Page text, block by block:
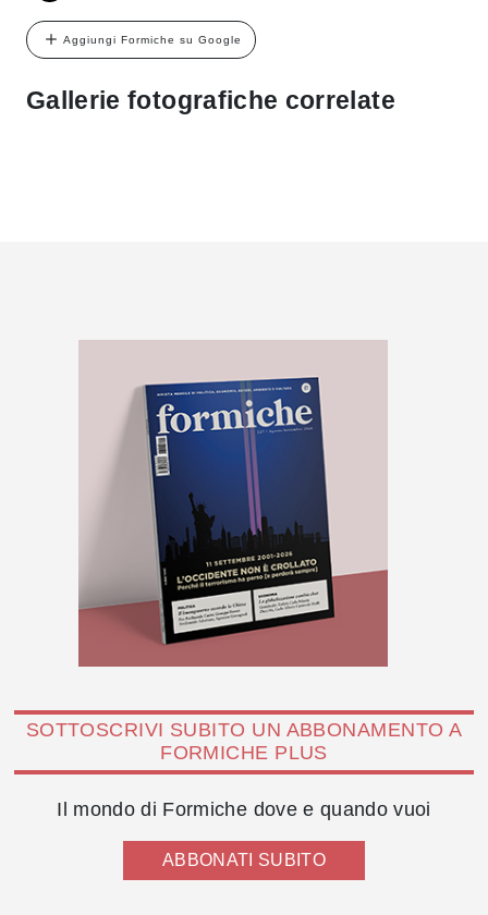
Aggiungi Formiche su Google
Gallerie fotografiche correlate
SOTTOSCRIVI SUBITO UN ABBONAMENTO A
FORMICHE PLUS
Il mondo di Formiche dove e quando vuoi
ABBONATI SUBITO